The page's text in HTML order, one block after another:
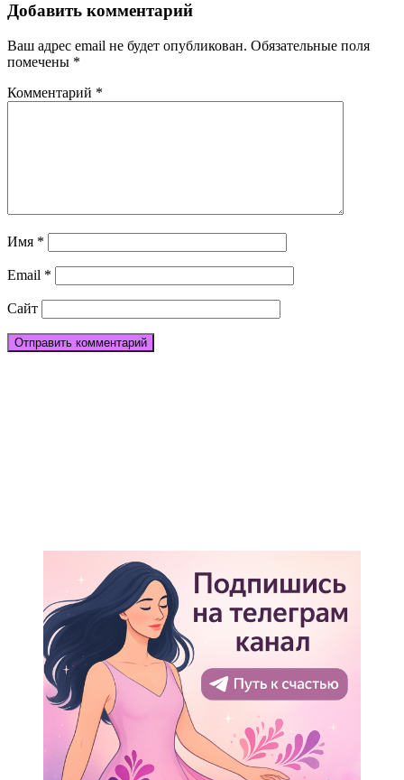
Добавить комментарий
Ваш адрес email не будет опубликован. Обязательные поля
помечены *
Комментарий *
Имя *
Email *
Сайт